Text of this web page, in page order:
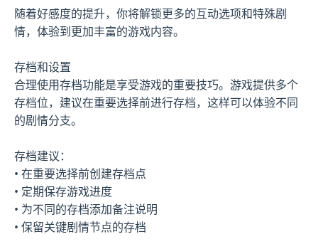
随着好感度的提升，你将解锁更多的互动选项和特殊剧
情，体验到更加丰富的游戏内容。
存档和设置
合理使用存档功能是享受游戏的重要技巧。游戏提供多个
存档位，建议在重要选择前进行存档，这样可以体验不同
的剧情分支。
存档建议：
• 在重要选择前创建存档点
• 定期保存游戏进度
• 为不同的存档添加备注说明
• 保留关键剧情节点的存档